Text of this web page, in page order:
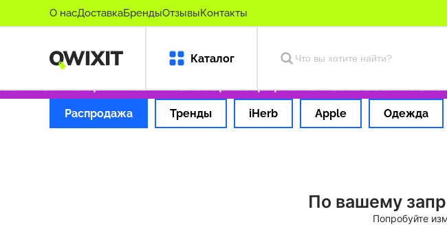
О насДоставкаБрендыОтзывыКонтакты
Каталог
₽ Только оригинальные товары Оформляем заказ за 1 час
Распродажа Тренды iHerb Apple Одежда
По вашему
Попробуйте